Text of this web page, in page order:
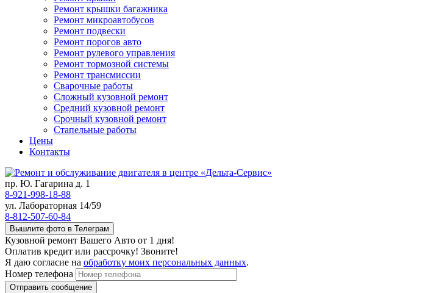
Ремонт крышки багажника
Ремонт микроавтобусов
Ремонт подвески
Ремонт порогов авто
Ремонт рулевого управления
Ремонт тормозной системы
Ремонт трансмиссии
Сварочные работы
Сложный кузовной ремонт
Средний кузовной ремонт
Срочный кузовной ремонт
Стапельные работы
Цены
Контакты
пр. Ю. Гагарина д. 1
8-921-998-18-88
ул. Лабораторная 14/59
8-812-507-60-84
Вышлите фото в Телеграм
Кузовной ремонт Вашего Авто от 1 дня!
Оплатив кредит или рассрочку! Звоните!
Я даю согласие на обработку моих персональных данных.
Номер телефона